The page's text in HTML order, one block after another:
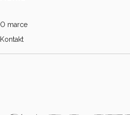
O marce
Kontakt